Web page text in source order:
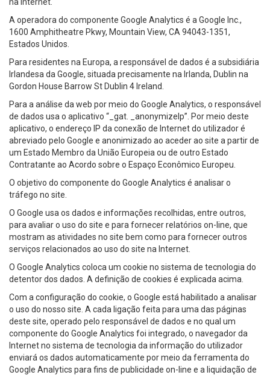
A operadora do componente Google Analytics é a Google Inc.,
1600 Amphitheatre Pkwy, Mountain View, CA 94043-1351,
Estados Unidos.
Para residentes na Europa, a responsável de dados é a subsidiária
Irlandesa da Google, situada precisamente na Irlanda, Dublin na
Gordon House Barrow St Dublin 4 Ireland.
Para a análise da web por meio do Google Analytics, o responsável
de dados usa o aplicativo “_gat. _anonymizeIp”. Por meio deste
aplicativo, o endereço IP da conexão de Internet do utilizador é
abreviado pelo Google e anonimizado ao aceder ao site a partir de
um Estado Membro da União Europeia ou de outro Estado
Contratante ao Acordo sobre o Espaço Econômico Europeu.
O objetivo do componente do Google Analytics é analisar o
tráfego no site.
O Google usa os dados e informações recolhidas, entre outros,
para avaliar o uso do site e para fornecer relatórios on-line, que
mostram as atividades no site bem como para fornecer outros
serviços relacionados ao uso do site na Internet.
O Google Analytics coloca um cookie no sistema de tecnologia do
detentor dos dados. A definição de cookies é explicada acima.
Com a configuração do cookie, o Google está habilitado a analisar
o uso do nosso site. A cada ligação feita para uma das páginas
deste site, operado pelo responsável de dados e no qual um
componente do Google Analytics foi integrado, o navegador da
Internet no sistema de tecnologia da informação do utilizador
enviará os dados automaticamente por meio da ferramenta do
Google Analytics para fins de publicidade on-line e a liquidação de